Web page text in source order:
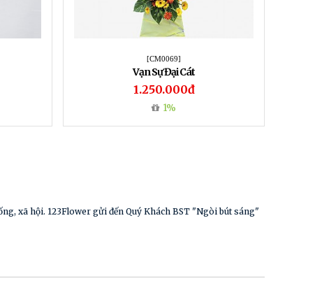
[CM0069]
Vạn Sự Đại Cát
1.250.000đ
1%
xã hội. 123Flower gửi đến Quý Khách BST "Ngòi bút sáng"